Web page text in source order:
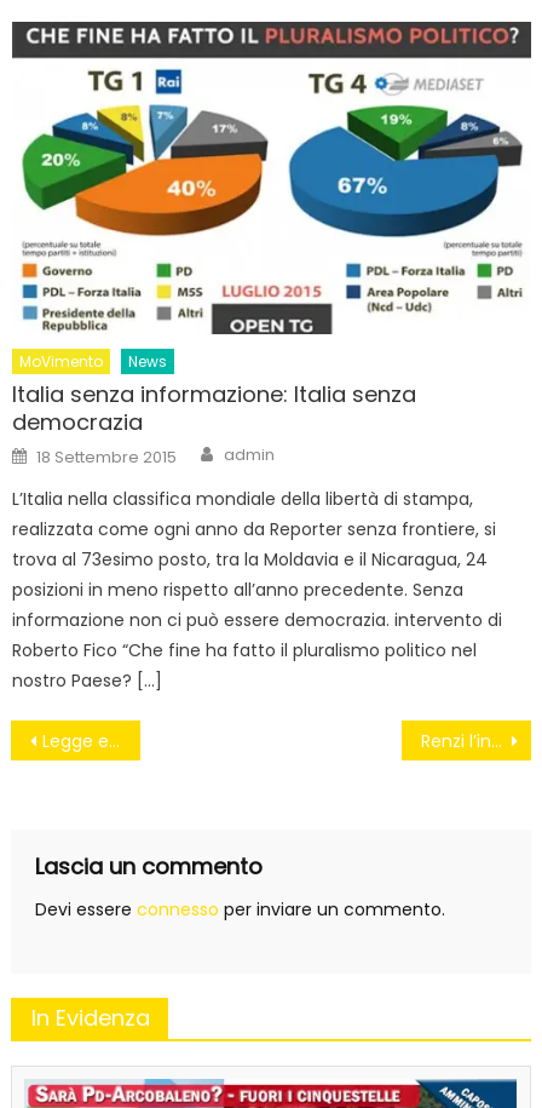
MoVimento News
Italia senza informazione: Italia senza
democrazia
Posted
on
18 Settembre 2015 Author
admin
L’Italia nella classifica mondiale della libertà di stampa,
realizzata come ogni anno da Reporter senza frontiere, si
trova al 73esimo posto, tra la Moldavia e il Nicaragua, 24
posizioni in meno rispetto all’anno precedente. Senza
informazione non ci può essere democrazia. intervento di
Roberto Fico “Che fine ha fatto il pluralismo politico nel
nostro Paese? […]
Navigazione
Legge elettorale M5S: Le soglie di sbarramento – Aldo Giannuli Renzi l’incaricato in Barca
Lascia un commento
Devi essere connesso per inviare un commento.
In Evidenza